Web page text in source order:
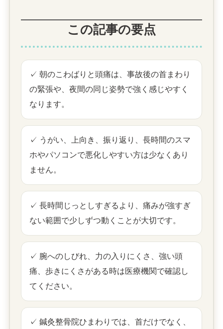
この記事の要点
✓ 朝のこわばりと頭痛は、事故後の首まわり
の緊張や、夜間の同じ姿勢で強く感じやすく
なります。
✓ うがい、上向き、振り返り、長時間のスマ
ホやパソコンで悪化しやすい方は少なくあり
ません。
✓ 長時間じっとしすぎるより、痛みが強すぎ
ない範囲で少しずつ動くことが大切です。
✓ 腕へのしびれ、力の入りにくさ、強い頭
痛、歩きにくさがある時は医療機関で確認し
てください。
✓ 鍼灸整骨院ひまわりでは、首だけでなく、